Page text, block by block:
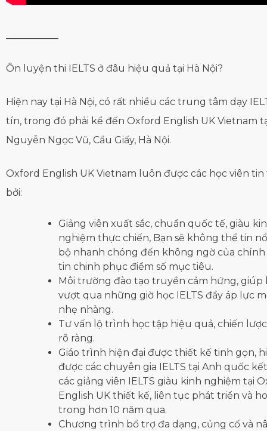
Ôn luyện thi IELTS ở đâu hiệu quả tại Hà Nội?
Hiện nay tại Hà Nội, có rất nhiều các trung tâm dạy
tín, trong đó phải kể đến Oxford English UK Vietnam
Nguyễn Ngọc Vũ, Cầu Giấy, Hà Nội.
Oxford English UK Vietnam luôn được các học viên
bởi:
Giảng viên xuất sắc, chuẩn quốc tế, giàu
nghiệm thực chiến, Bạn sẽ không thể tin
bộ nhanh chóng đến không ngờ của
tin chinh phục điểm số mục tiêu.
Môi trường đào tạo truyền cảm hứng, giúp
vượt qua những giờ học IELTS đầy áp lực
nhẹ nhàng.
Tư vấn lộ trình học tập hiệu quả, chiến
rõ ràng.
Giáo trình hiện đại được thiết kế tinh gọn,
được các chuyên gia IELTS tại Anh quốc
các giảng viên IELTS giàu kinh nghiệm tại
English UK thiết kế, liên tục phát triển và
trong hơn 10 năm qua.
Chương trình bổ trợ đa dạng, củng cố và